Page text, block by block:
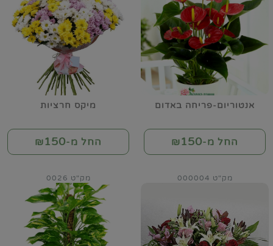
אנטוריום-פריחה באדום
החל מ-₪150
מיקס חרציות
החל מ-₪150
מק"ט 000004 מק"ט 0026